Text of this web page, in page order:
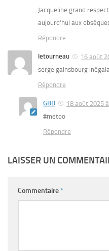
Jacqueline grand
aujourd’hui aux
Répondre
letourneau
16 août
serge gainsbourg
Répondre
GBD
18 août 2025
#metoo
Répondre
LAISSER UN
Commentaire*